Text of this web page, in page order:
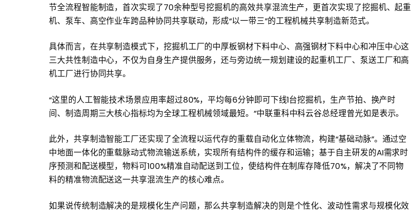
节全流程智能制造，首次实现了70余种型号挖掘机的高效共享混流生产，更首次实现了挖掘机、起重
机、泵车、高空作业车跨品种协同共享联动，形成“以一带三”的工程机械共享制造新范式。
具体而言，在共享制造模式下，挖掘机工厂的中厚板钢材下料中心、高强钢材下料中心和冲压中心这
三大共性制造中心，不仅为自身生产提供服务，还与旁边统一规划建设的起重机工厂、泵送工厂和高
机工厂进行协同共享。
“这里的人工智能技术场景应用率超过80%，平均每6分钟即可下线1台挖掘机，生产节拍、换产时
间、制造周期三大核心指标均为全球工程机械领域最短。”中联重科中科云谷总经理曾光如是表示。
此外，共享制造智能工厂还实现了全流程以运代存的重载自动化立体物流，构建“基础动脉”。通过空
中地面一体化的重载脉动式物流输送系统，实现所有结构件的缓存和运输；基于自主研发的AI需求时
序预测和配送模型，物料可100%精准自动配送到工位，使结构件在制库存降低70%，解决了不同物
料的精准物流配送这一共享混流生产的核心难点。
如果说传统制造解决的是规模化生产问题，那么共享制造解决的则是个性化、波动性需求与规模化效